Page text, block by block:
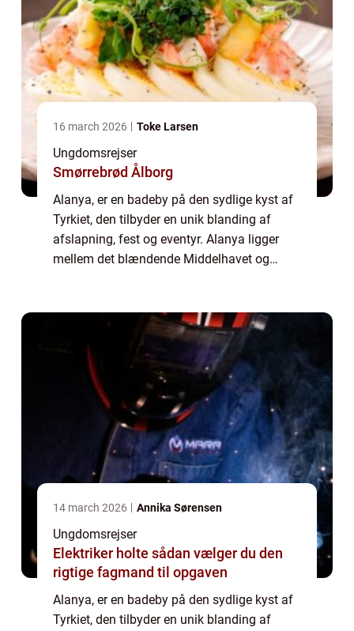
16 march 2026 Toke Larsen
Ungdomsrejser
Smørrebrød Ålborg
Alanya, er en badeby på den sydlige kyst af
Tyrkiet, den tilbyder en unik blanding af
afslapning, fest og eventyr. Alanya ligger
mellem det blændende Middelhavet og
14 march 2026 Annika Sørensen
Ungdomsrejser
Elektriker holte sådan vælger du den
rigtige fagmand til opgaven
Alanya, er en badeby på den sydlige kyst af
Tyrkiet, den tilbyder en unik blanding af